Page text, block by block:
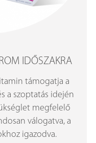
IDŐSZAKRA
támogatja a
a szoptatás idején
megfelelő
válogatva, a
igazodva.